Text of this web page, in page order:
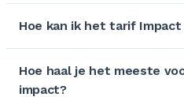
Hoe kan ik het tarif
Hoe haal je het meeste
impact?